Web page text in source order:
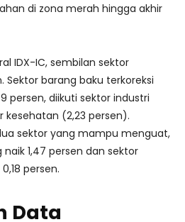
di zona merah hingga akhir
IDX-IC, sembilan sektor
barang baku terkoreksi
persen, diikuti sektor industri
kesehatan (2,23 persen).
sektor yang mampu menguat,
1,47 persen dan sektor
persen.
Data